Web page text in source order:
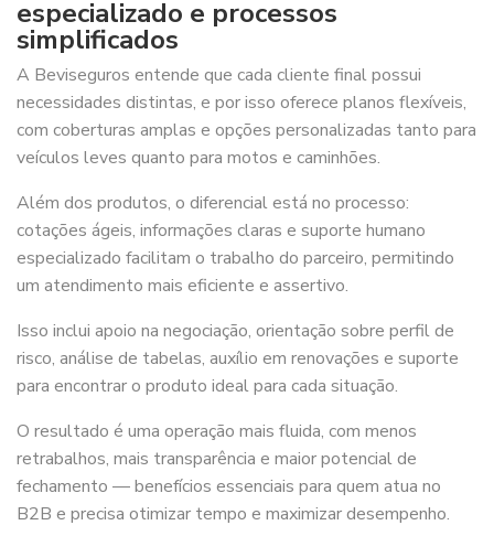
especializado e processos
simplificados
A Beviseguros entende que cada cliente final possui
necessidades distintas, e por isso oferece planos flexíveis,
com coberturas amplas e opções personalizadas tanto para
veículos leves quanto para motos e caminhões.
Além dos produtos, o diferencial está no processo:
cotações ágeis, informações claras e suporte humano
especializado facilitam o trabalho do parceiro, permitindo
um atendimento mais eficiente e assertivo.
Isso inclui apoio na negociação, orientação sobre perfil de
risco, análise de tabelas, auxílio em renovações e suporte
para encontrar o produto ideal para cada situação.
O resultado é uma operação mais fluida, com menos
retrabalhos, mais transparência e maior potencial de
fechamento — benefícios essenciais para quem atua no
B2B e precisa otimizar tempo e maximizar desempenho.